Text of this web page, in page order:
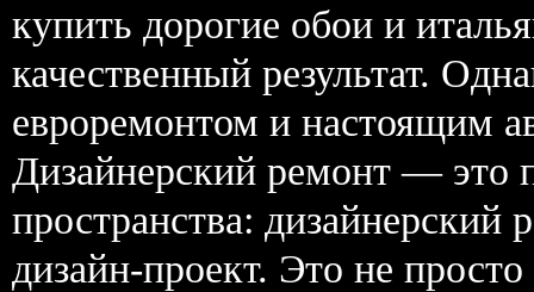
купить дорогие обои и
качественный результат.
евроремонтом и настоящим
Дизайнерский ремонт — это
пространства:
дизайн-проект. Это не